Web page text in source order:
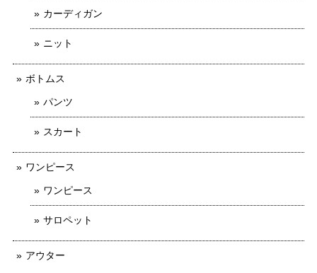
カーディガン
ニット
ボトムス
パンツ
スカート
ワンピース
ワンピース
サロペット
アウター